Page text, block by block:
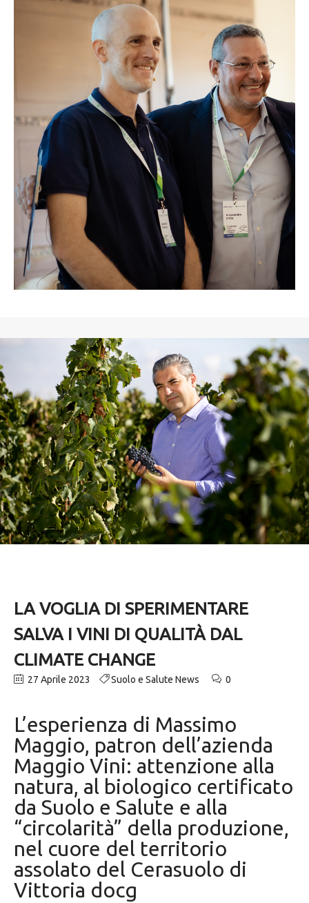
LA VOGLIA DI SPERIMENTARE
SALVA I VINI DI QUALITÀ DAL
CLIMATE CHANGE
27 Aprile 2023 Suolo e Salute News 0
L’esperienza di Massimo
Maggio, patron dell’azienda
Maggio Vini: attenzione alla
natura, al biologico certificato
da Suolo e Salute e alla
“circolarità” della produzione,
nel cuore del territorio
assolato del Cerasuolo di
Vittoria docg